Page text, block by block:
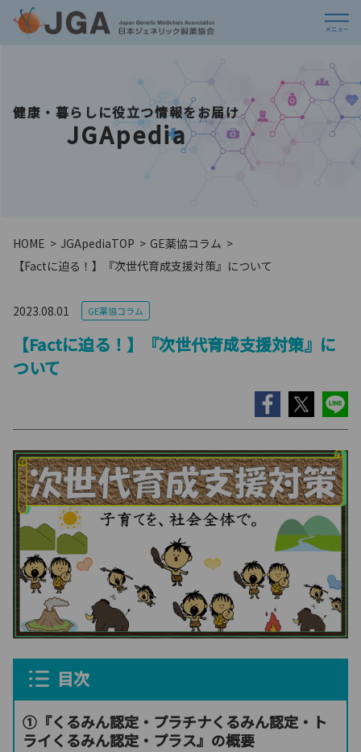
健康・暮らしに役立つ情報をお届け
JGApedia
HOME JGApediaTOP
GE薬協コラム
【Factに迫る！】『次世代育成支援対策』について
2023.08.01 GE薬協コラム
【Factに迫る！】『次世代育成支援対策』に
ついて
目次
①『くるみん認定・プラチナくるみん認定・ト
ライくるみん認定・プラス』の概要